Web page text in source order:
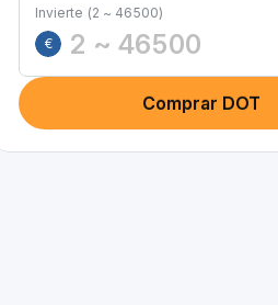
Invierte (2 ~ 46500)
€
Comprar DOT